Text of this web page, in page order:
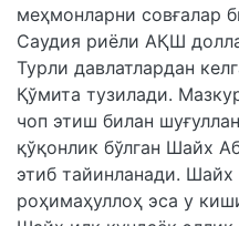
меҳмонларни совғалар
Саудия риёли АҚШ
Турли давлатлардан
Қўмита тузилади.
чоп этиш билан
қўқонлик бўлган Шайх
этиб тайинланади.
роҳимаҳуллоҳ эса у